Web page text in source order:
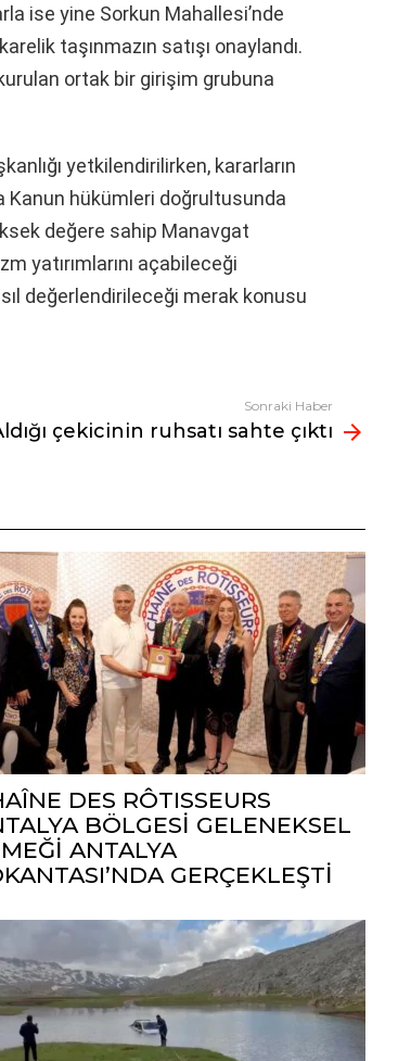
ise yine Sorkun Mahallesi’nde
taşınmazın satışı onaylandı.
ortak bir girişim grubuna
yetkilendirilirken, kararların
Kanun hükümleri doğrultusunda
değere sahip Manavgat
yatırımlarını açabileceği
değerlendirileceği merak konusu
Sonraki Haber
çekicinin ruhsatı sahte çıktı
DES RÔTISSEURS
BÖLGESİ GELENEKSEL
ANTALYA
GERÇEKLEŞTİ